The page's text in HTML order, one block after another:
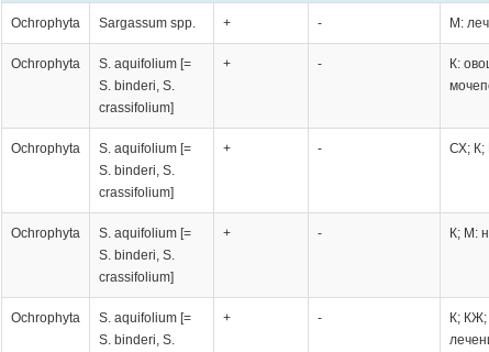
Ochrophyta Sargassum spp. + - М:
Ochrophyta
S. aquifolium [=
S. binderi, S.
crassifolium]
+ -
К:
Ochrophyta
S. aquifolium [=
S. binderi, S.
crassifolium]
+ - СХ; К;
Ochrophyta
S. aquifolium [=
S. binderi, S.
crassifolium]
+ - К; М:
Ochrophyta
S. aquifolium [=
S. binderi, S.
+ -
К; КЖ;